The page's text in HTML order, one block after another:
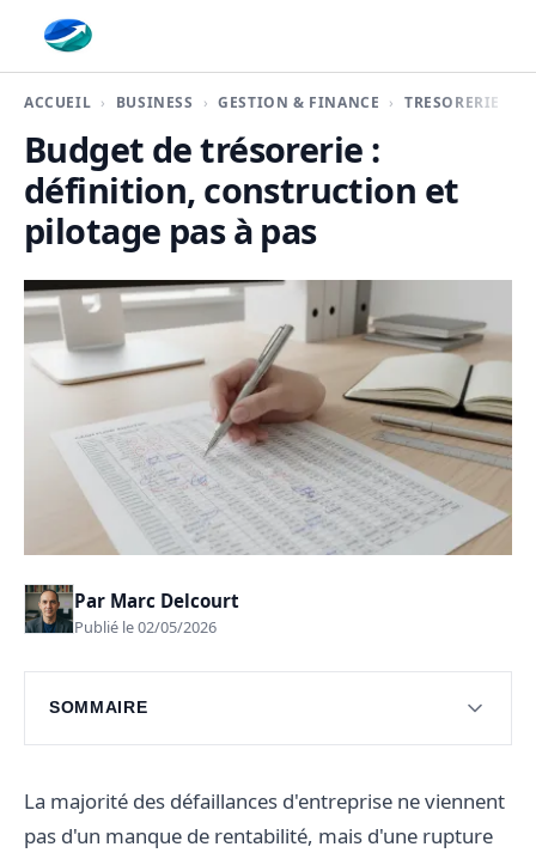
ACCUEIL BUSINESS GESTION & FINANCE TRÉSORERIE
Budget de trésorerie :
définition, construction et
pilotage pas à pas
Par Marc Delcourt
Publié le 02/05/2026
SOMMAIRE
Les bases du budget de trésorerie
Élaboration du budget de trésorerie
Questions fréquentes
La majorité des défaillances d'entreprise ne viennent
pas d'un manque de rentabilité, mais d'une rupture